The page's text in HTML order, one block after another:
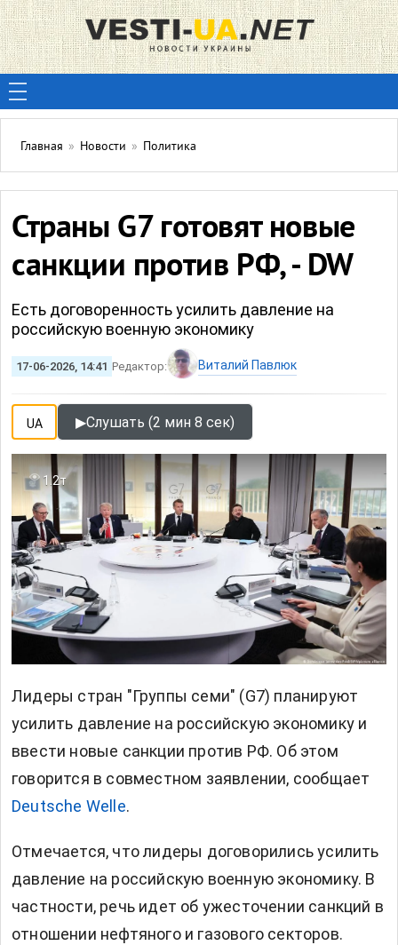
Главная » Новости » Политика
Страны G7 готовят новые
санкции против РФ, - DW
Есть договоренность усилить давление на
российскую военную экономику
17-06-2026, 14:41 Редактор: Виталий Павлюк
UA ▶Слушать (2 мин 8 сек)
1.2т
Лидеры стран "Группы семи" (G7) планируют
усилить давление на российскую экономику и
ввести новые санкции против РФ. Об этом
говорится в совместном заявлении, сообщает
Deutsche Welle.
Отмечается, что лидеры договорились усилить
давление на российскую военную экономику. В
частности, речь идет об ужесточении санкций в
отношении нефтяного и газового секторов.